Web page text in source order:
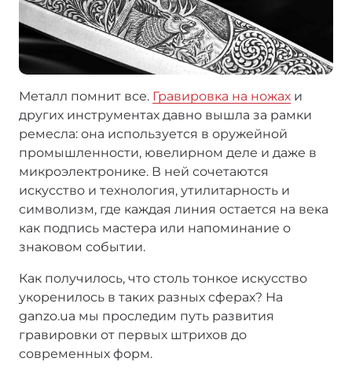
Металл помнит все. Гравировка на ножах и
других инструментах давно вышла за рамки
ремесла: она используется в оружейной
промышленности, ювелирном деле и даже в
микроэлектронике. В ней сочетаются
искусство и технология, утилитарность и
символизм, где каждая линия остается на века
как подпись мастера или напоминание о
знаковом событии.
Как получилось, что столь тонкое искусство
укоренилось в таких разных сферах? На
ganzo.ua мы проследим путь развития
гравировки от первых штрихов до
современных форм.